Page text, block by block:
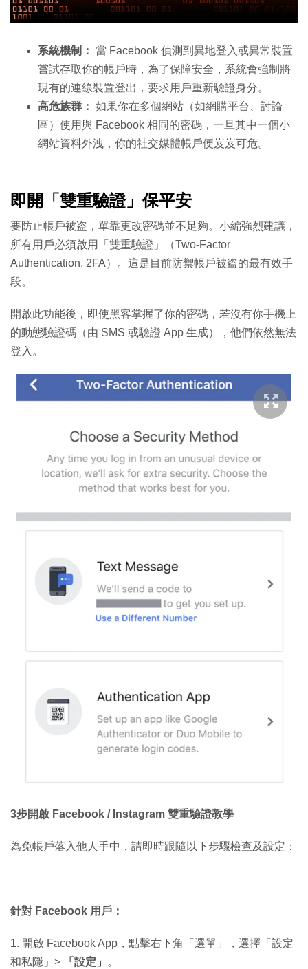
系統機制： 當 Facebook 偵測到異地登入或異常裝置
嘗試存取你的帳戶時，為了保障安全，系統會強制將
現有的連線裝置登出，要求用戶重新驗證身分。
高危族群： 如果你在多個網站（如網購平台、討論
區）使用與 Facebook 相同的密碼，一旦其中一個小
網站資料外洩，你的社交媒體帳戶便岌岌可危。
即開「雙重驗證」保平安
要防止帳戶被盗，單靠更改密碼並不足夠。小編強烈建議，
所有用戶必須啟用「雙重驗證」（Two-Factor
Authentication, 2FA）。這是目前防禦帳戶被盗的最有效手
段。
開啟此功能後，即使黑客掌握了你的密碼，若沒有你手機上
的動態驗證碼（由 SMS 或驗證 App 生成），他們依然無法
登入。
3步開啟 Facebook / Instagram 雙重驗證教學
為免帳戶落入他人手中，請即時跟隨以下步驟檢查及設定：
針對 Facebook 用戶：
1. 開啟 Facebook App，點擊右下角「選單」，選擇「設定
和私隱」>
「設定」 。